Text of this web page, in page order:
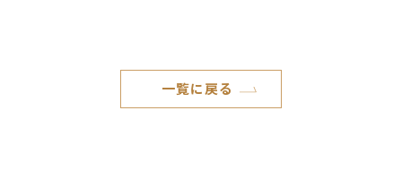
一覧に戻る